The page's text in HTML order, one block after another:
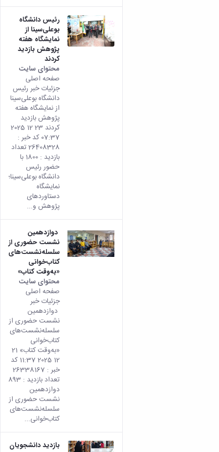
رئیس دانشگاه
بوعلی‌سینا از
نمایشگاه هفته
پژوهش بازدید
کردند
محتوای سایت
صفحه اصلی
جزئیات خبر رئیس
دانشگاه بوعلی‌سینا
از نمایشگاه هفته
پژوهش بازدید
کردند 23 12 2025
07:37 کد خبر :
26408328 تعداد
بازدید : 1800 با
حضور رئیس
دانشگاه بوعلی‌سینا؛
نمایشگاه
دستاوردهای
پژوهش و...
دوازدهمین
نشست حضوری از
سلسله‌نشست‌های
کتاب‌خوانی
«به‌وقت کتاب»
محتوای سایت
صفحه اصلی
جزئیات خبر
دوازدهمین
نشست حضوری از
سلسله‌نشست‌های
کتاب‌خوانی
«به‌وقت کتاب» 21
12 2025 11:37 کد
خبر : 26338167
تعداد بازدید : 893
دوازدهمین
نشست حضوری از
سلسله‌نشست‌های
کتاب‌خوانی...
بازدید دانشجویان